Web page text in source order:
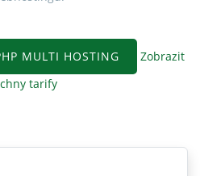
MULTI HOSTING
Zobrazit
tarify